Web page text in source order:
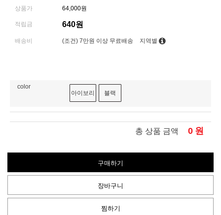
상품가 64,000원
적립금 640원
배송비 (조건) 7만원 이상 무료배송 지역별
color
아이보리
블랙
총 상품 금액 0 원
구매하기
장바구니
찜하기